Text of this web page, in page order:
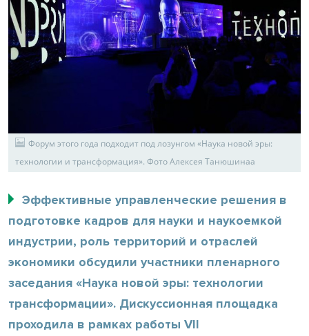
Форум этого года подходит под лозунгом «Наука новой эры:
технологии и трансформация». Фото Алексея Танюшинаа
Эффективные управленческие решения в
подготовке кадров для науки и наукоемкой
индустрии, роль территорий и отраслей
экономики обсудили участники пленарного
заседания «Наука новой эры: технологии
трансформации». Дискуссионная площадка
проходила в рамках работы VII